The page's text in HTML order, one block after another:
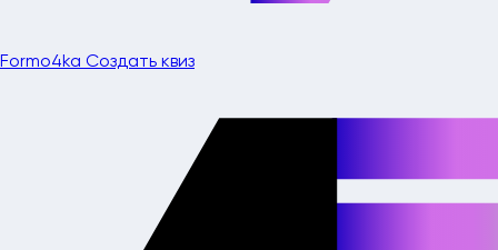
Formo4ka Создать квиз